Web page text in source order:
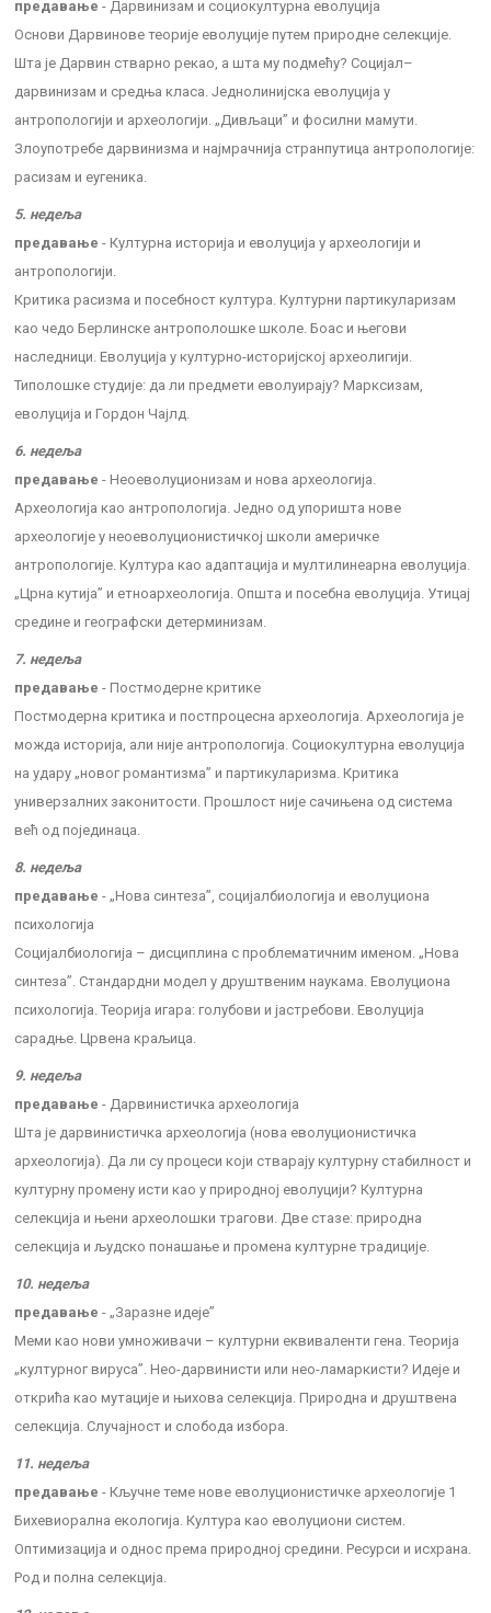
предавање - Дарвинизам и социокултурна еволуција
Основи Дарвинове теорије еволуције путем природне селекције.
Шта је Дарвин стварно рекао, а шта му подмећу? Социјал–
дарвинизам и средња класа. Једнолинијска еволуција у
антропологији и археологији. „Дивљаци” и фосилни мамути.
Злоупотребе дарвинизма и најмрачнија странпутица антропологије:
расизам и еугеника.
5. недеља
предавање - Културна историја и еволуција у археологији и
антропологији.
Критика расизма и посебност култура. Културни партикуларизам
као чедо Берлинске антрополошке школе. Боас и његови
наследници. Еволуција у културно-историјској археолигији.
Типолошке студије: да ли предмети еволуирају? Марксизам,
еволуција и Гордон Чајлд.
6. недеља
предавање - Неоеволуционизам и нова археологија.
Археологија као антропологија. Једно од упоришта нове
археологије у неоеволуционистичкој школи америчке
антропологије. Култура као адаптација и мултилинеарна еволуција.
„Црна кутија” и етноархеологија. Општа и посебна еволуција. Утицај
средине и географски детерминизам.
7. недеља
предавање - Постмодерне критике
Постмодерна критика и постпроцесна археологија. Археологија је
можда историја, али није антропологија. Социокултурна еволуција
на удару „новог романтизма” и партикуларизма. Критика
универзалних законитости. Прошлост није сачињена од система
већ од појединаца.
8. недеља
предавање - „Нова синтеза”, социјалбиологија и еволуциона
психологија
Социјалбиологија – дисциплина с проблематичним именом. „Нова
синтеза”. Стандардни модел у друштвеним наукама. Еволуциона
психологија. Теорија игара: голубови и јастребови. Еволуција
сарадње. Црвена краљица.
9. недеља
предавање - Дарвинистичка археологија
Шта је дарвинистичка археологија (нова еволуционистичка
археологија). Да ли су процеси који стварају културну стабилност и
културну промену исти као у природној еволуцији? Културна
селекција и њени археолошки трагови. Две стазе: природна
селекција и људско понашање и промена културне традиције.
10. недеља
предавање - „Заразне идеје”
Меми као нови умноживачи – културни еквиваленти гена. Теорија
„културног вируса”. Нео-дарвинисти или нео-ламаркисти? Идеје и
открића као мутације и њихова селекција. Природна и друштвена
селекција. Случајност и слобода избора.
11. недеља
предавање - Кључне теме нове еволуционистичке археологије 1
Бихевиорална екологија. Култура као еволуциони систем.
Оптимизација и однос према природној средини. Ресурси и исхрана.
Род и полна селекција.